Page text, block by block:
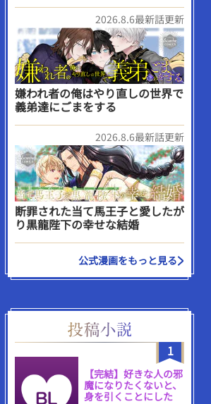
2026.8.6最新話更新
嫌われ者の俺はやり直しの世界で
義弟達にごまをする
2026.8.6最新話更新
断罪された当て馬王子と愛したが
り黒龍陛下の幸せな結婚
公式漫画をもっと見る
1
【完結】好きな人の邪
魔になりたくないと、
身を引くことにした